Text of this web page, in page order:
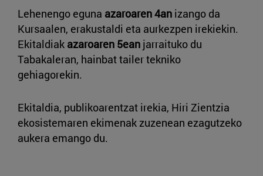
Lehenengo eguna azaroaren 4an izango da
Kursaalen, erakustaldi eta aurkezpen irekiekin.
Ekitaldiak azaroaren 5ean jarraituko du
Tabakaleran, hainbat tailer tekniko
gehiagorekin.
Ekitaldia, publikoarentzat irekia, Hiri Zientzia
ekosistemaren ekimenak zuzenean ezagutzeko
aukera emango du.